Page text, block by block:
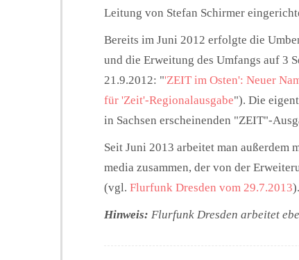
Leitung von Stefan Schirmer
Bereits im Juni 2012 erfolgte die
und die Erweitung des Umfangs auf 3
21.9.2012: "'ZEIT im Osten': Neuer
für 'Zeit'-Regionalausgabe"). Die
in Sachsen erscheinenden "ZEIT"-
Seit Juni 2013 arbeitet man außerdem
media zusammen, der von der
(vgl. Flurfunk Dresden vom 29.7.2013).
Hinweis: Flurfunk Dresden arbeitet